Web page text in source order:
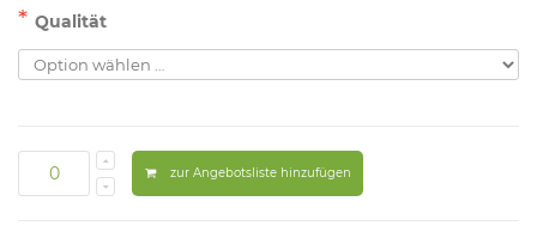
* Qualität
zur Angebotsliste hinzufügen